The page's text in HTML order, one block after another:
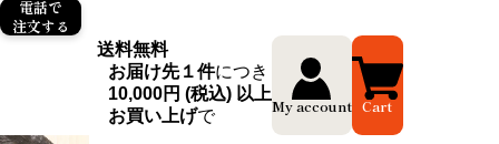
電話で
注文する
送料無料
お届け先１件につき
10,000円 (税込) 以上
お買い上げで
My account Cart